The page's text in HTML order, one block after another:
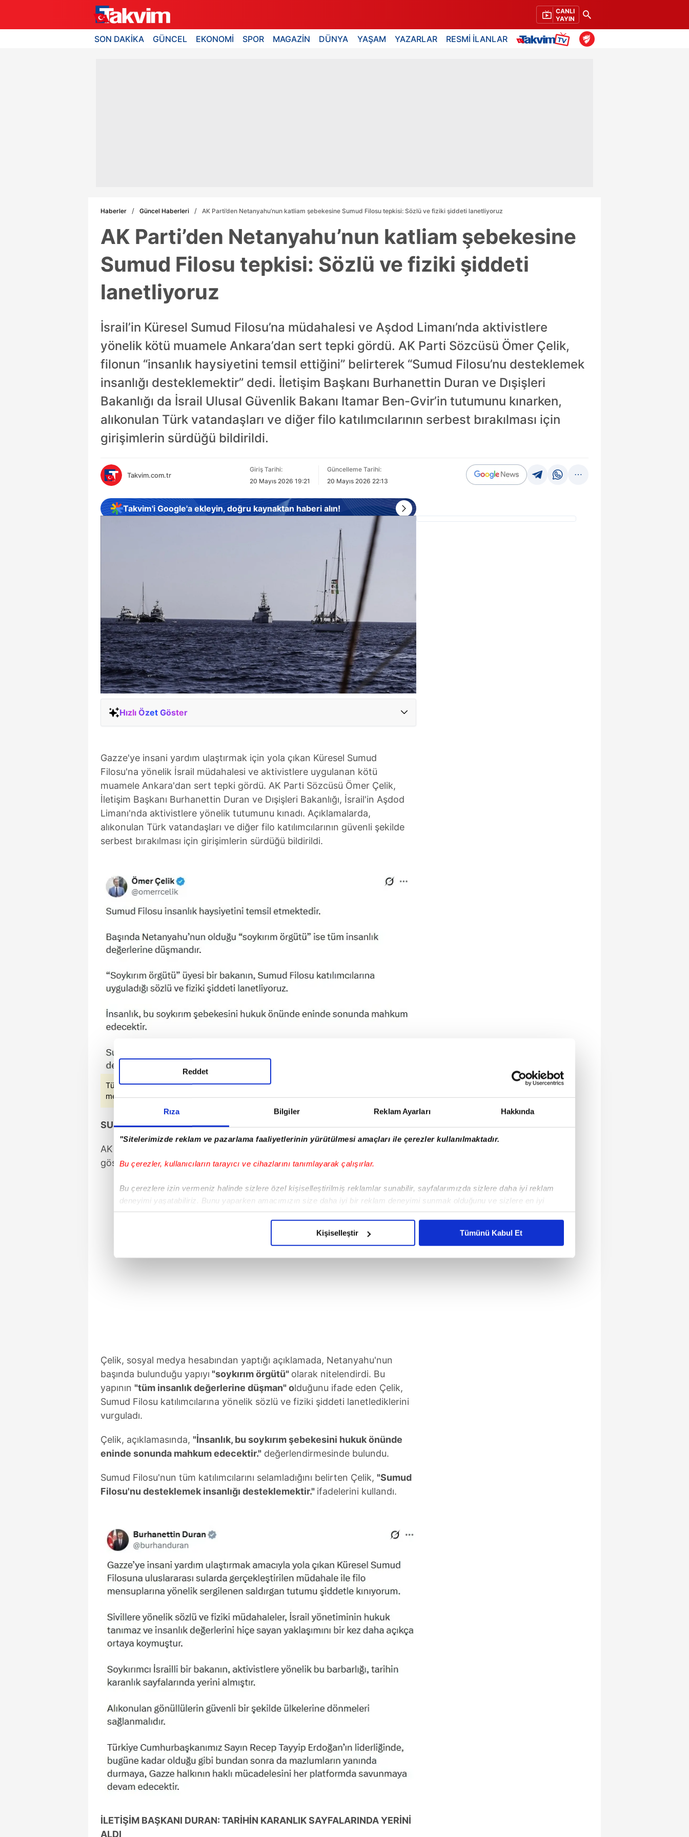
Rıza Bilgiler Reklam Ayarları Hakkında
"Sitelerimizde reklam ve pazarlama faaliyetlerinin yürütülmesi amaçları ile çerezler kullanılmaktadır.
Bu çerezler, kullanıcıların tarayıcı ve cihazlarını tanımlayarak çalışırlar.
Bu çerezlere izin vermeniz halinde sizlere özel kişiselleştirilmiş reklamlar sunabilir, sayfalarımızda sizlere daha iyi reklam
deneyimi yaşatabiliriz. Bunu yaparken amacımızın size daha iyi bir reklam deneyimi sunmak olduğunu ve sizlere en iyi
içerikleri sunabilmek adına elimizden gelen çabayı gösterdiğimizi ve bu noktada, reklamların maliyetlerimizi karşılamak
6698 sayılı Kişisel Verilerin Korunması Kanunu uyarınca hazırlanmış Aydınlatma Metnimizi okumak ve sitemizde ilgili
mevzuata uygun olarak kullanılan çerezlerle ilgili bilgi almak için lütfentıklayınız
Reddet
Kişiselleştir Tümünü Kabul Et
CANLI
YAYIN
SON DAKİKA GÜNCEL EKONOMİ SPOR MAGAZİN DÜNYA YAŞAM YAZARLAR RESMİ İLANLAR
Haberler Güncel Haberleri AK Parti’den Netanyahu’nun katliam şebekesine Sumud Filosu tepkisi: Sözlü ve fiziki şiddeti lanetliyoruz
AK Parti’den Netanyahu’nun katliam şebekesine
Sumud Filosu tepkisi: Sözlü ve fiziki şiddeti
lanetliyoruz
İsrail’in Küresel Sumud Filosu’na müdahalesi ve Aşdod Limanı’nda aktivistlere
yönelik kötü muamele Ankara’dan sert tepki gördü. AK Parti Sözcüsü Ömer Çelik,
filonun “insanlık haysiyetini temsil ettiğini” belirterek “Sumud Filosu’nu desteklemek
insanlığı desteklemektir” dedi. İletişim Başkanı Burhanettin Duran ve Dışişleri
Bakanlığı da İsrail Ulusal Güvenlik Bakanı Itamar Ben-Gvir’in tutumunu kınarken,
alıkonulan Türk vatandaşları ve diğer filo katılımcılarının serbest bırakılması için
girişimlerin sürdüğü bildirildi.
Takvim.com.tr
Giriş Tarihi:
20 Mayıs 2026 19:21
Güncelleme Tarihi:
20 Mayıs 2026 22:13
Takvim'i Google'a ekleyin, doğru kaynaktan haberi alın!
Hızlı Özet Göster
Gazze'ye insani yardım ulaştırmak için yola çıkan Küresel Sumud
Filosu'na yönelik İsrail müdahalesi ve aktivistlere uygulanan kötü
muamele Ankara'dan sert tepki gördü. AK Parti Sözcüsü Ömer Çelik,
İletişim Başkanı Burhanettin Duran ve Dışişleri Bakanlığı, İsrail'in Aşdod
Limanı'nda aktivistlere yönelik tutumunu kınadı. Açıklamalarda,
alıkonulan Türk vatandaşları ve diğer filo katılımcılarının güvenli şekilde
serbest bırakılması için girişimlerin sürdüğü bildirildi.
Türkiye'den İsrail’in Sumud Filosu müdahalesine sert tepki (Fotoğraflar sosyal
medya paylaşımı ekran görüntüsü)
SUMUD FİLOSU'NA DESTEK İNSANLIĞA DESTEK
AK Parti Sözcüsü Ömer Çelik, Sumud Filosu'na yönelik tutuma tepki
göstererek filonun "insanlık haysiyetini temsil ettiğini" belirtti.
Çelik, sosyal medya hesabından yaptığı açıklamada, Netanyahu'nun
başında bulunduğu yapıyı "soykırım örgütü" olarak nitelendirdi. Bu
yapının "tüm insanlık değerlerine düşman" olduğunu ifade eden Çelik,
Sumud Filosu katılımcılarına yönelik sözlü ve fiziki şiddeti lanetlediklerini
vurguladı.
Çelik, açıklamasında, "İnsanlık, bu soykırım şebekesini hukuk önünde
eninde sonunda mahkum edecektir." değerlendirmesinde bulundu.
Sumud Filosu'nun tüm katılımcılarını selamladığını belirten Çelik, "Sumud
Filosu'nu desteklemek insanlığı desteklemektir." ifadelerini kullandı.
İLETİŞİM BAŞKANI DURAN: TARİHİN KARANLIK SAYFALARINDA YERİNİ
ALDI